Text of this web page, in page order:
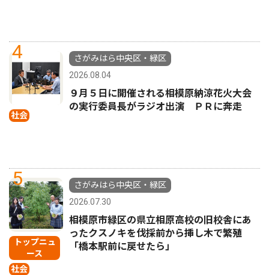
4
社会
さがみはら中央区・緑区
2026.08.04
９月５日に開催される相模原納涼花火大会
の実行委員長がラジオ出演 ＰＲに奔走
5
トップニュ
ース
社会
さがみはら中央区・緑区
2026.07.30
相模原市緑区の県立相原高校の旧校舎にあ
ったクスノキを伐採前から挿し木で繁殖
「橋本駅前に戻せたら」